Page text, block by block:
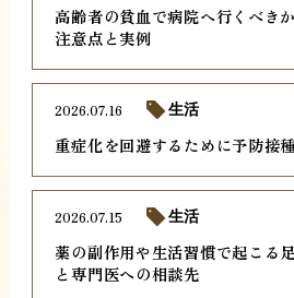
高齢者の貧血で病院へ行くべき
注意点と実例
重症化を回避するために予防接
2026.07.16 生活
薬の副作用や生活習慣で起こる
と専門医への相談先
2026.07.15 生活